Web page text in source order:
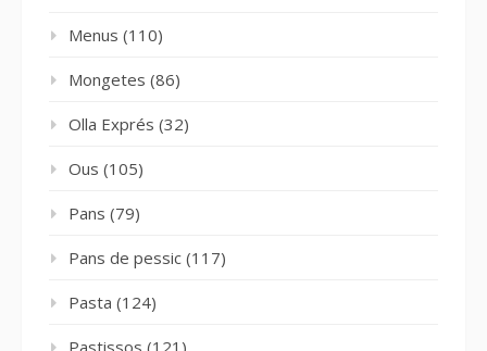
Menus (110)
Mongetes (86)
Olla Exprés (32)
Ous (105)
Pans (79)
Pans de pessic (117)
Pasta (124)
Pastissos (121)